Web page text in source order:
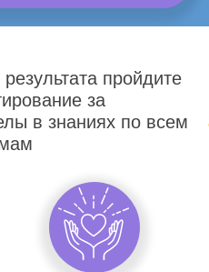
пройдите
за
в знаниях по всем